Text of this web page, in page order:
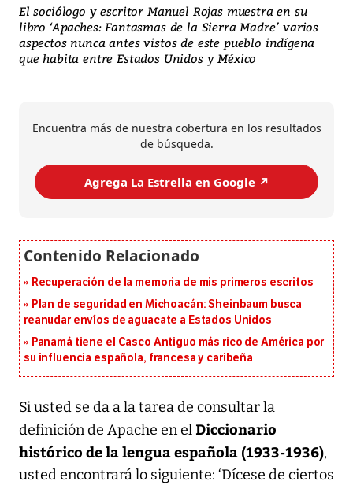
El sociólogo y escritor Manuel Rojas muestra en su
libro ‘Apaches: Fantasmas de la Sierra Madre’ varios
aspectos nunca antes vistos de este pueblo indígena
que habita entre Estados Unidos y México
Encuentra más de nuestra cobertura en los resultados
de búsqueda.
Agrega La Estrella en Google ↗️
Recuperación de la memoria de mis primeros escritos
Plan de seguridad en Michoacán: Sheinbaum busca
reanudar envíos de aguacate a Estados Unidos
Panamá tiene el Casco Antiguo más rico de América por
su influencia española, francesa y caribeña
Si usted se da a la tarea de consultar la
definición de Apache en el Diccionario
histórico de la lengua española (1933-1936),
usted encontrará lo siguiente: ‘Dícese de ciertos